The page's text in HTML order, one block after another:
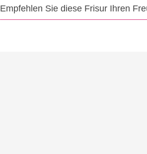
Empfehlen Sie diese Frisur Ihren